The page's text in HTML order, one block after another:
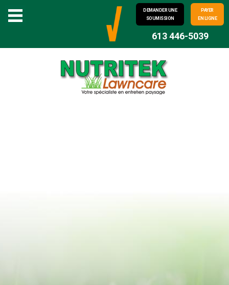
DEMANDER UNE
SOUMISSION
PAYER
EN LIGNE
613 446-5039